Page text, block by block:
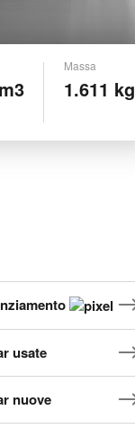
Massa
1.611 kg
usate
nuove